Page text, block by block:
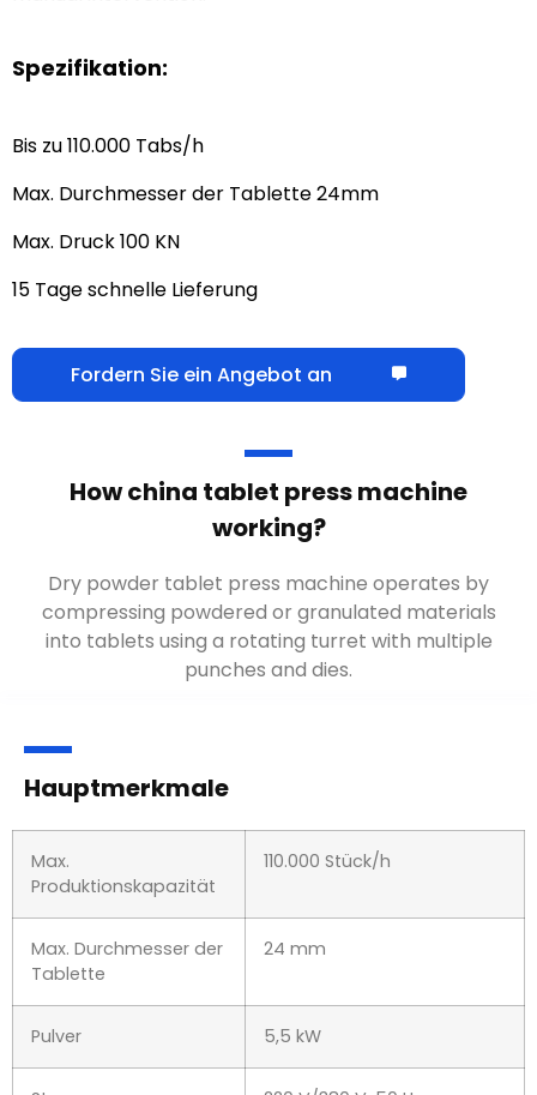
Hauptmerkmale
Produktionskapazität
110.000 Stück/h
Tablette
24 mm
Pulver 5,5 kW
Abmessungen
Vorteile der Tablettenpresse
, Dicke, und Härte aufgrund der präzisen Kontrolle der
Kompressionskräfte, Dies führt zu einer zuverlässigen
und gleichbleibenden Tablettenqualität.
Rotationstablettenpressen zum Neupreis minimieren
Materialverschwendung durch genaue Dosierung und